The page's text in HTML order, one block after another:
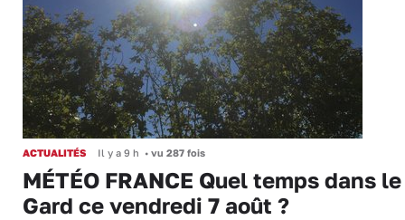
ACTUALITÉS Il y a 9 h • vu 287 fois
MÉTÉO FRANCE Quel temps dans le
Gard ce vendredi 7 août ?